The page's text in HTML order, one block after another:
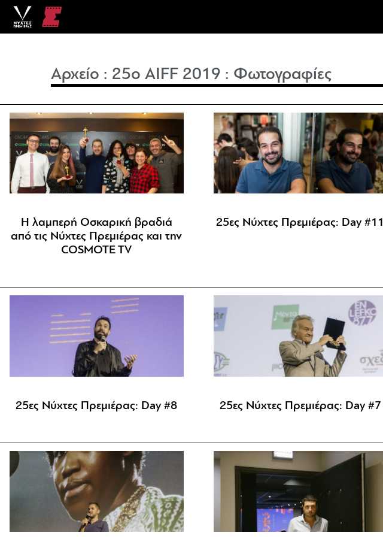
Αρχείο : 25o AIFF 2019 : Φωτογραφίες
Η λαμπερή Οσκαρική βραδιά
από τις Νύχτες Πρεμιέρας και την
COSMOTE TV
25ες Νύχτες Πρεμιέρας: Day #11
25ες Νύχτες Πρεμιέρας: Day #8 25ες Νύχτες Πρεμιέρας: Day #7